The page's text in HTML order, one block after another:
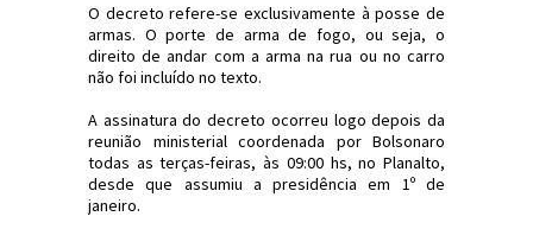
O decreto refere-se exclusivamente à posse de
armas. O porte de arma de fogo, ou seja, o
direito de andar com a arma na rua ou no carro
não foi incluído no texto.
A assinatura do decreto ocorreu logo depois da
reunião ministerial coordenada por Bolsonaro
todas as terças-feiras, às 09:00 hs, no Planalto,
desde que assumiu a presidência em 1º de
janeiro.